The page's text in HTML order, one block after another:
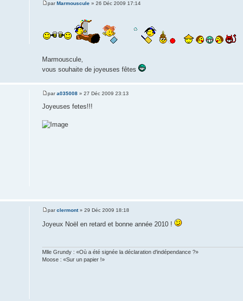
parMarmouscule » 26 Déc 2009 17:14
Marmouscule,
vous souhaite de joyeuses fêtes
para035008 » 27 Déc 2009 23:13
Joyeuses fetes!!!
parclermont» 29 Déc 2009 18:18
Joyeux Noël en retard et bonne année 2010 !
Mlle Grundy : «Où a été signée la déclaration d'indépendance ?»
Moose : «Sur un papier !»